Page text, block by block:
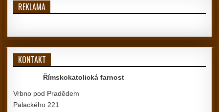
REKLAMA
KONTAKT
Římskokatolická farnost
Vrbno pod Pradědem
Palackého 221